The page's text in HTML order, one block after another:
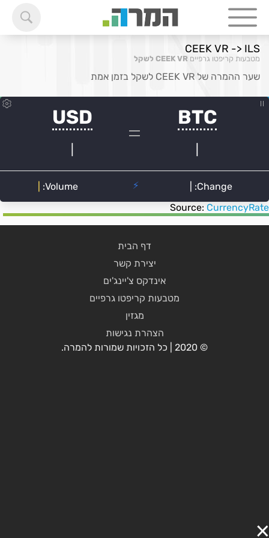
CEEK VR -> ILS
מטבעות קריפטו גרפיים CEEK VR לשקל
שער ההמרה של CEEK VR לשקל בזמן אמת
Source: CurrencyRate
דף הבית
יצירת קשר
אינדקס צ'יינג'ים
מטבעות קריפטו גרפיים
מגזין
הצהרת נגישות
© 2020 | כל הזכויות שמורות להמרה.